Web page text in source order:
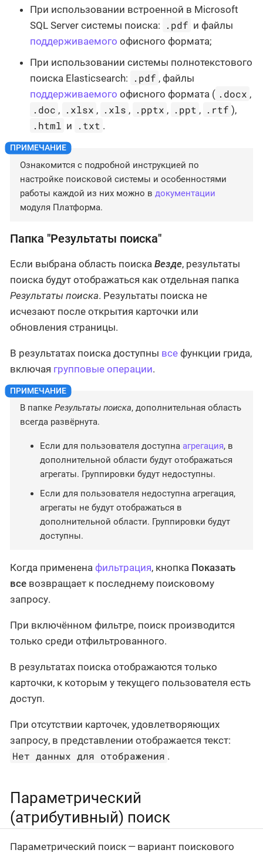
При использовании встроенной в Microsoft
SQL Server системы поиска:
.pdf и файлы
поддерживаемого офисного формата;
При использовании системы полнотекстового
поиска Elasticsearch:
.pdf , файлы
поддерживаемого офисного формата ( .docx ,
.doc , .xlsx , .xls , .pptx , .ppt , .rtf ),
.html и .txt .
Ознакомится с подробной инструкцией по
настройке поисковой системы и особенностями
работы каждой из них можно в документации
модуля Платформа.
Папка "Результаты поиска"
Если выбрана область поиска Везде, результаты
поиска будут отображаться как отдельная папка
Результаты поиска. Результаты поиска не
исчезают после открытия карточки или
обновления страницы.
В результатах поиска доступны все функции грида,
включая групповые операции.
В папке Результаты поиска, дополнительная область
всегда развёрнута.
Если для пользователя доступна агрегация, в
дополнительной области будут отображаться
агрегаты. Группировки будут недоступны.
Если для пользователя недоступна агрегация,
агрегаты не будут отображаться в
дополнительной области. Группировки будут
доступны.
Когда применена фильтрация, кнопка Показать
все возвращает к последнему поисковому
запросу.
При включённом фильтре, поиск производится
только среди отфильтрованного.
В результатах поиска отображаются только
карточки, к которым у текущего пользователя есть
доступ.
При отсутствии карточек, удовлетворяющих
запросу, в представлении отображается текст:
Нет данных для отображения .
Параметрический
(атрибутивный) поиск
Параметрический поиск — вариант поискового